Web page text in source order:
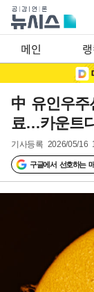
메인
中 유인우
료…카운트
기사등록 2026/05/16
구글에서 선호하는